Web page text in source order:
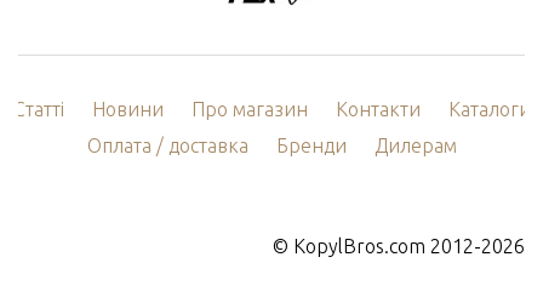
Статті Новини Про магазин Контакти
Каталоги
Оплата / доставка
Бренди Дилерам
© KopylBros.com 2012-2026